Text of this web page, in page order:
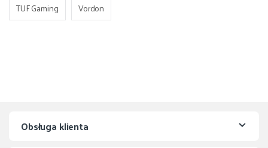
TUF Gaming
Vordon
Obsługa klienta